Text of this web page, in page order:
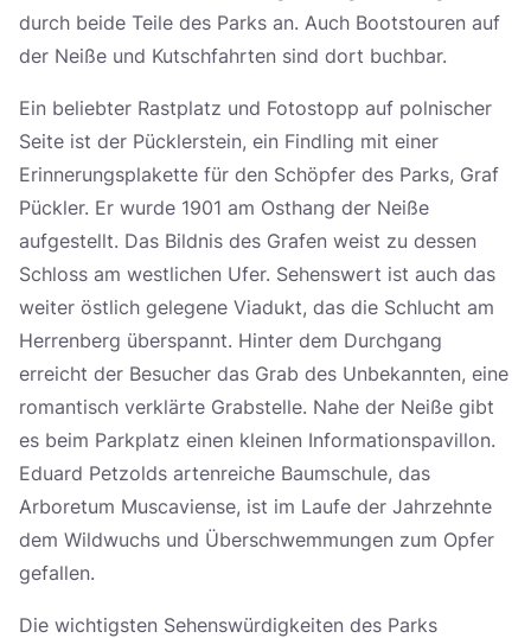
durch beide Teile des Parks an. Auch Bootstouren auf
der Neiße und Kutschfahrten sind dort buchbar.
Ein beliebter Rastplatz und Fotostopp auf polnischer
Seite ist der Pücklerstein, ein Findling mit einer
Erinnerungsplakette für den Schöpfer des Parks, Graf
Pückler. Er wurde 1901 am Osthang der Neiße
aufgestellt. Das Bildnis des Grafen weist zu dessen
Schloss am westlichen Ufer. Sehenswert ist auch das
weiter östlich gelegene Viadukt, das die Schlucht am
Herrenberg überspannt. Hinter dem Durchgang
erreicht der Besucher das Grab des Unbekannten, eine
romantisch verklärte Grabstelle. Nahe der Neiße gibt
es beim Parkplatz einen kleinen Informationspavillon.
Eduard Petzolds artenreiche Baumschule, das
Arboretum Muscaviense, ist im Laufe der Jahrzehnte
dem Wildwuchs und Überschwemmungen zum Opfer
gefallen.
Die wichtigsten Sehenswürdigkeiten des Parks